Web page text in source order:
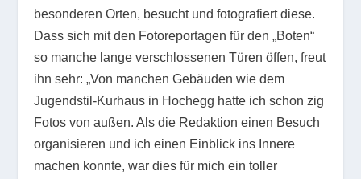
besonderen Orten, besucht und fotografiert diese.
Dass sich mit den Fotoreportagen für den „Boten“
so manche lange verschlossenen Türen öffen, freut
ihn sehr: „Von manchen Gebäuden wie dem
Jugendstil-Kurhaus in Hochegg hatte ich schon zig
Fotos von außen. Als die Redaktion einen Besuch
organisieren und ich einen Einblick ins Innere
machen konnte, war dies für mich ein toller